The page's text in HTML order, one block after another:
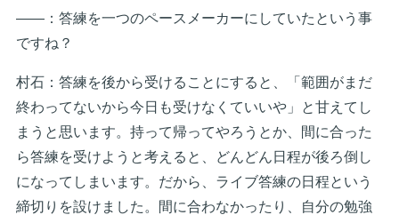
――：答練を一つのペースメーカーにしていたという事
ですね？
村石：答練を後から受けることにすると、「範囲がまだ
終わってないから今日も受けなくていいや」と甘えてし
まうと思います。持って帰ってやろうとか、間に合った
ら答練を受けようと考えると、どんどん日程が後ろ倒し
になってしまいます。だから、ライブ答練の日程という
締切りを設けました。間に合わなかったり、自分の勉強